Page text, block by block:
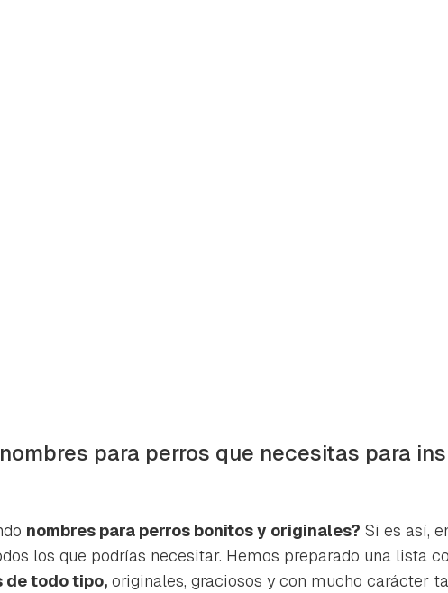
Guardar como favorito
para perros que necesitas para
nombres para perros bonitos y originales? Si es así,
los que podrías necesitar. Hemos preparado una lista
de todo tipo, originales, graciosos y con mucho carácter
Contenido enviado